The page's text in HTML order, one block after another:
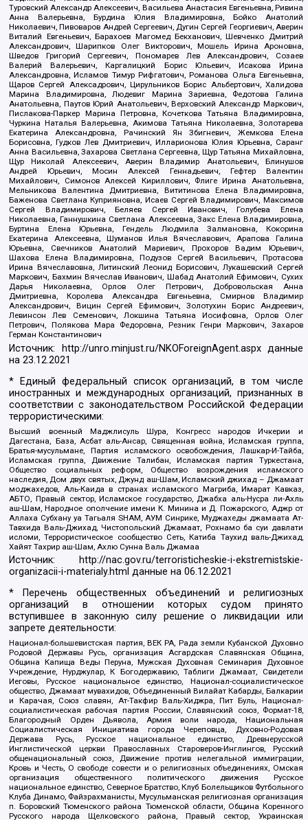
Туровский Александр Алексеевич, Васильева Анастасия Евгеньевна, Ривина
Анна Валерьевна, Бурдина Юлия Владимировна, Бойко Анатолий
Николаевич, Пивоваров Андрей Сергеевич, Дугин Сергей Георгиевич, Аверин
Виталий Евгеньевич, Барахоев Магомед Бекханович, Шевченко Дмитрий
Александрович, Шарипков Олег Викторович, Мошель Ирина Ароновна,
Шведов Григорий Сергеевич, Пономарев Лев Александрович, Созаев
Валерий Валерьевич, Каргалицкий Борис Юльевич, Исакова Ирина
Александровна, Исламов Тимур Рифгатович, Романова Ольга Евгеньевна,
Щаров Сергей Алексадрович, Цирульников Борис Альбертович, Халидова
Марина Владимировна, Людевиг Марина Зариевна, Федотова Галина
Анатольевна, Паутов Юрий Анатольевич, Верховский Александр Маркович,
Пислакова-Паркер Марина Петровна, Кочеткова Татьяна Владимировна,
Чуркина Наталья Валерьевна, Акимова Татьяна Николаевна, Золотарева
Екатерина Александровна, Рачинский Ян Збигневич, Жемкова Елена
Борисовна, Гудков Лев Дмитриевич, Илларионова Юлия Юрьевна, Саранг
Анна Васильевна, Захарова Светлана Сергеевна, Щур Татьяна Михайловна,
Щур Николай Алексеевич, Аверин Владимир Анатольевич, Блинушов
Андрей Юрьевич, Мосин Алексей Геннадьевич, Гефтер Валентин
Михайлович, Симонов Алексей Кириллович, Флиге Ирина Анатольевна,
Мельникова Валентина Дмитриевна, Вититинова Елена Владимировна,
Баженова Светлана Куприяновна, Исаев Сергей Владимирович, Максимов
Сергей Владимирович, Беляев Сергей Иванович, Голубева Елена
Николаевна, Ганнушкина Светлана Алексеевна, Закс Елена Владимировна,
Буртина Елена Юрьевна, Гендель Людмила Залмановна, Кокорина
Екатерина Алексеевна, Шуманов Илья Вячеславович, Арапова Галина
Юрьевна, Свечников Анатолий Мариевич, Прохоров Вадим Юрьевич,
Шахова Елена Владимировна, Подузов Сергей Васильевич, Протасова
Ирина Вячеславовна, Литинский Леонид Борисович, Лукашевский Сергей
Маркович, Бахмин Вячеслав Иванович, Шабад Анатолий Ефимович, Сухих
Дарья Николаевна, Орлов Олег Петрович, Добровольская Анна
Дмитриевна, Королева Александра Евгеньевна, Смирнов Владимир
Александрович, Вицин Сергей Ефимович, Золотухин Борис Андреевич,
Левинсон Лев Семенович, Локшина Татьяна Иосифовна, Орлов Олег
Петрович, Полякова Мара Федоровна, Резник Генри Маркович, Захаров
Герман Константинович
Источник: http://unro.minjust.ru/NKOForeignAgent.aspxданные
на23.12.2021
* Единый федеральный список организаций, в том числе
иностранных и международных организаций, признанных в
соответствии с законодательством Российской Федерации
террористическими:
Высший военный Маджлисуль Шура, Конгресс народов Ичкерии и
Дагестана, База, Асбат аль-Ансар, Священная война, Исламская группа,
Братья-мусульмане, Партия исламского освобождения, Лашкар-И-Тайба,
Исламская группа, Движение Талибан, Исламская партия Туркестана,
Общество социальных реформ, Общество возрождения исламского
наследия, Дом двух святых, Джунд аш-Шам, Исламский джихад – Джамаат
моджахедов, Аль-Каида в странах исламского Магриба, Имарат Кавказ,
АБТО, Правый сектор, Исламское государство, Джабха аль-Нусра ли-Ахль
аш-Шам, Народное ополчение имени К. Минина и Д. Пожарского, Аджр от
Аллаха Субхану уа Тагьаля SHAM, АУМ Синрике, Муджахеды джамаата Ат-
Тавхида Валь-Джихад, Чистопольский Джамаат, Рохнамо ба суи давлати
исломи, Террористическое сообщество Сеть, Катиба Таухид валь-Джихад,
Хайят Тахрир аш-Шам, Ахлю Сунна Валь Джамаа
Источник:
http://nac.gov.ru/terroristicheskie-i-ekstremistskie-
organizacii-i-materialy.html данные на06.12.2021
* Перечень общественных объединений и религиозных
организаций в отношении которых судом принято
вступившее в законную силу решение о ликвидации или
запрете деятельности:
Национал-большевистская партия, ВЕК РА, Рада земли Кубанской Духовно
Родовой Державы Русь, организация Асгардская Славянская Община,
Община Капища Веды Перуна, Мужская Духовная Семинария Духовное
Учреждение, Нурджулар, К Богодержавию, Таблиги Джамаат, Свидетели
Иеговы, Русское национальное единство, Национал-социалистическое
общество, Джамаат мувахидов, Объединенный Вилайат Кабарды, Балкарии
и Карачая, Союз славян, Ат-Такфир Валь-Хиджра, Пит Буль, Национал-
социалистическая рабочая партия России, Славянский союз, Формат-18,
Благородный Орден Дьявола, Армия воли народа, Национальная
Социалистическая Инициатива города Череповца, Духовно-Родовая
Держава Русь, Русское национальное единство, Древнерусской
Инглистической церкви Православных Староверов-Инглингов, Русский
общенациональный союз, Движение против нелегальной иммиграции,
Кровь и Честь, О свободе совести и о религиозных объединениях, Омская
организация общественного политического движения Русское
национальное единство, Северное Братство, Клуб Болельщиков Футбольного
Клуба Динамо, Файзрахманисты, Мусульманская религиозная организация
п. Боровский Тюменского района Тюменской области, Община Коренного
Русского народа Щелковского района, Правый сектор, Украинская